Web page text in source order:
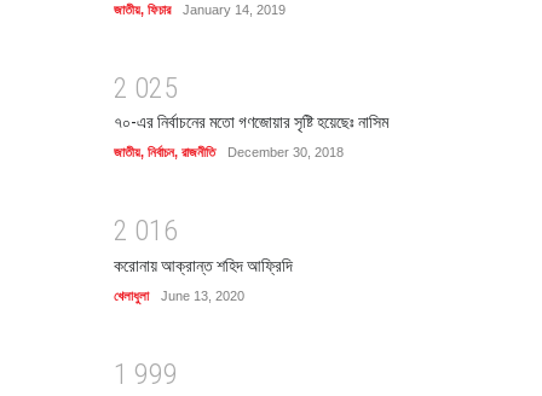
জাতীয়, ফিচার January 14, 2019
2 025
৭০-এর নির্বাচনের মতো গণজোয়ার সৃষ্টি হয়েছেঃ নাসিম
জাতীয়, নির্বাচন, রাজনীতি December 30, 2018
2 01 6
করোনায় আক্রান্ত শহিদ আফ্রিদি
খেলাধুলা June 13, 2020
1 999